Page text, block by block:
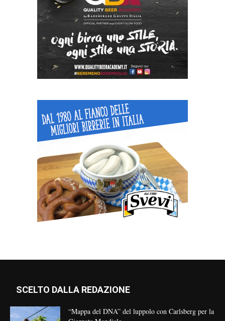
SCELTO DALLA REDAZIONE
“Mappa del DNA” del luppolo con Carlsberg per la